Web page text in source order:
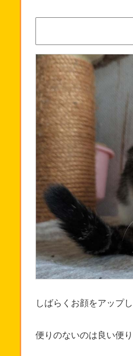
しばらくお顔をアップ
便りのないのは良い便り